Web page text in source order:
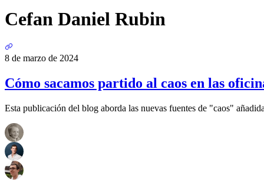
Cefan Daniel Rubin
8 de marzo de 2024
Cómo sacamos partido al caos en las
Esta publicación del blog aborda las nuevas fuentes de "caos"